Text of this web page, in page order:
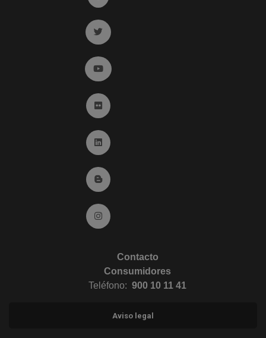
Ir a twitter (abre en ventana nueva)
Ir a YouTube (abre en ventana nueva)
Ir a Flickr (abre en ventana nueva)
Ir a Linkedin (abre en ventana nueva)
Ir al Blog (abre en ventana nueva)
Ir a Instagram (abre en ventana nueva)
Contacto
Consumidores
Teléfono: 900 10 11 41
Aviso legal